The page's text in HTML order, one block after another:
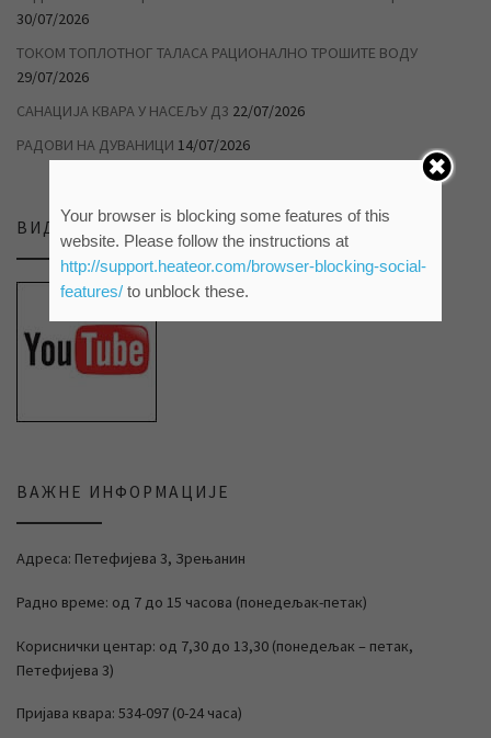
30/07/2026
ТОКОМ ТОПЛОТНОГ ТАЛАСА РАЦИОНАЛНО ТРОШИТЕ ВОДУ
29/07/2026
САНАЦИЈА КВАРА У НАСЕЉУ Д3 22/07/2026
РАДОВИ НА ДУВАНИЦИ 14/07/2026
ВИДЕО ПРИЛОЗИ НА НАШЕМ ЈУТЈУБ КАНАЛУ
ВАЖНЕ ИНФОРМАЦИЈЕ
Адреса: Петефијева 3, Зрењанин
Радно време: од 7 до 15 часова (понедељак-петак)
Кориснички центар: од 7,30 до 13,30 (понедељак – петак,
Петефијева 3)
Пријава квара: 534-097 (0-24 часа)
Your browser is blocking some features of this
website. Please follow the instructions at
http://support.heateor.com/browser-blocking-social-
features/to unblock these.